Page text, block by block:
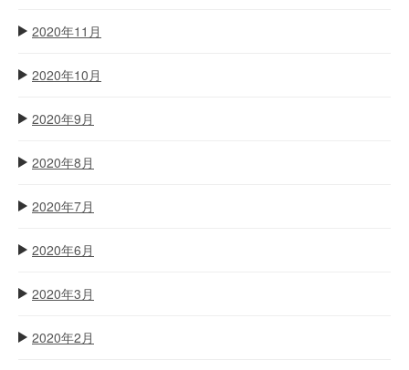
2020年11月
2020年10月
2020年9月
2020年8月
2020年7月
2020年6月
2020年3月
2020年2月